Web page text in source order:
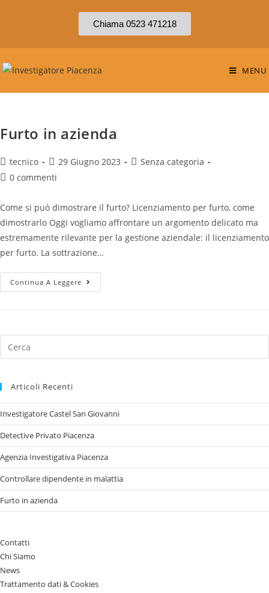
Chiama 0523 471218
MENU
Furto in azienda
tecnico 29 Giugno 2023
Senza categoria
0 commenti
Come si può dimostrare il furto? Licenziamento per furto, come
dimostrarlo Oggi vogliamo affrontare un argomento delicato ma
estremamente rilevante per la gestione aziendale: il licenziamento
per furto. La sottrazione…
Continua A Leggere
Articoli Recenti
Investigatore Castel San Giovanni
Detective Privato Piacenza
Agenzia Investigativa Piacenza
Controllare dipendente in malattia
Furto in azienda
Contatti
Chi Siamo
News
Trattamento dati & Cookies